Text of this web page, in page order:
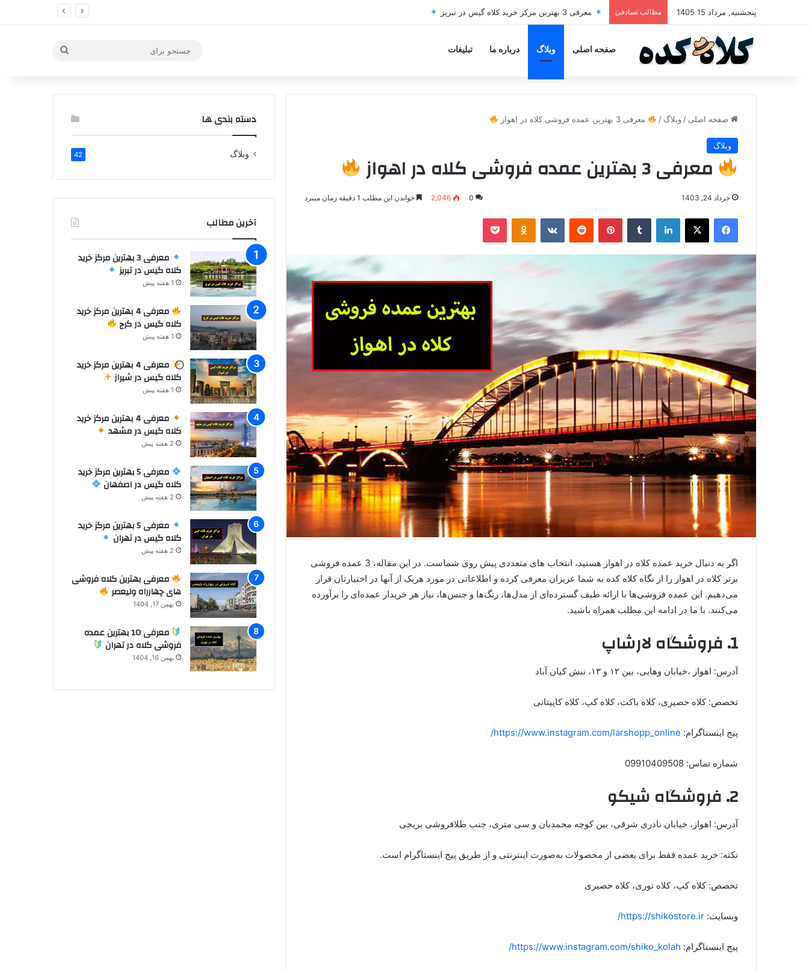
پنجشنبه, مرداد 15 1405 مطالب تصادفی معرفی 3 بهترین مرکز خرید کلاه گیس در تبریز
صفحه اصلی وبلاگ درباره ما تبلیغات
صفحه اصلی / وبلاگ / معرفی 3 بهترین عمده فروشی کلاه در اهواز
وبلاگ
معرفی 3 بهترین عمده فروشی کلاه در اهواز
خرداد 24, 1403 0
2,046 خواندن این مطلب 1 دقیقه زمان میبرد
فیسبوک لینکدین پینترست ردیت
اگر به دنبال خرید عمده کلاه در اهواز هستید، انتخاب های متعددی پیش روی شماست. در این مقاله، 3 عمده فروشی
برتر کلاه در اهواز را از نگاه کلاه کده به شما عزیزان معرفی کرده و اطلاعاتی در مورد هریک از آن‏ها در اختیارتان قرار
می‌دهیم. این عمده فروشی‌ها با ارائه طیف گسترده‌ای از مدل‌ها، رنگ‌ها و جنس‌ها، نیاز هر خریدار عمده‌ای را برآورده
می‌کنند. با ما در ادامه‌ این مطلب همراه باشید.
1. فروشگاه لارشاپ
آدرس: اهواز ،خیابان وهابی، بین ۱۲ و ۱۳، نبش کیان آباد
تخصص: کلاه حصیری، کلاه باکت، کلاه کپ، کلاه کاپیتانی
پیج اینستاگرام: https://www.instagram.com/larshopp_online/
شماره تماس: 09910409508
2. فروشگاه شیکو
آدرس: اهواز، خیابان نادری شرقی، بین کوچه محمدیان و سی متری، جنب طلافروشی بریجی
نکته: خرید عمده فقط برای بعضی از محصولات به‌صورت اینترنتی و از طریق پیج اینستاگرام است.
تخصص: کلاه کپ، کلاه توری، کلاه حصیری
وبسایت: https://shikostore.ir/
پیج اینستاگرام: https://www.instagram.com/shiko_kolah/
دسته بندی ها
وبلاگ 42
آخرین مطالب
معرفی 3 بهترین مرکز خرید
کلاه گیس در تبریز
1 هفته پیش
معرفی 4 بهترین مرکز خرید
کلاه گیس در کرج
1 هفته پیش
معرفی 4 بهترین مرکز خرید
کلاه گیس در شیراز
1 هفته پیش
معرفی 4 بهترین مرکز خرید
کلاه گیس در مشهد
2 هفته پیش
معرفی 5 بهترین مرکز خرید
کلاه گیس در اصفهان
2 هفته پیش
معرفی 5 بهترین مرکز خرید
کلاه گیس در تهران
2 هفته پیش
معرفی بهترین کلاه فروشی
های چهارراه ولیعصر
بهمن 17, 1404
معرفی 10 بهترین عمده
فروشی کلاه در تهران
بهمن 16, 1404